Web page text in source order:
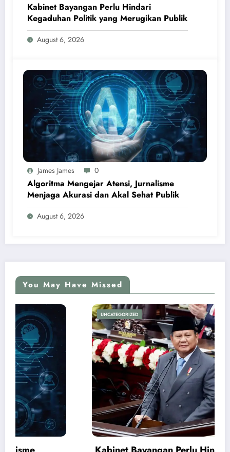
Kabinet Bayangan Perlu Hindari
Kegaduhan Politik yang Merugikan Publik
August 6, 2026
James James 0
Algoritma Mengejar Atensi, Jurnalisme
Menjaga Akurasi dan Akal Sehat Publik
August 6, 2026
You May Have Missed
UNCATEGORIZED